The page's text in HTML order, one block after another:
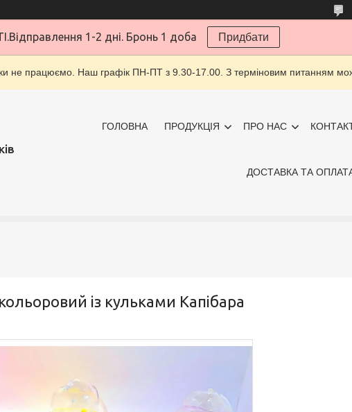
1-2 дні. Бронь 1 доба Придбати
не працюємо. Наш графік ПН-ПТ з 9.30-17.00. З терміновим питанням
ГОЛОВНА ПРОДУКЦІЯ ПРО НАС
ДОСТАВКА ТА
із кульками Капібара